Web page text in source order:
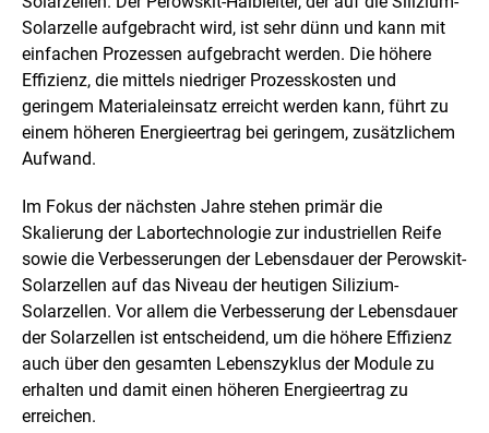
l
e
&
E
r
f
o
l
g
e
Solarzelle aufgebracht wird, ist sehr dünn und kann mit
einfachen Prozessen aufgebracht werden. Die höhere
Effizienz, die mittels niedriger Prozesskosten und
geringem Materialeinsatz erreicht werden kann, führt zu
einem höheren Energieertrag bei geringem, zusätzlichem
Aufwand.
Im Fokus der nächsten Jahre stehen primär die
Skalierung der Labortechnologie zur industriellen Reife
sowie die Verbesserungen der Lebensdauer der Perowskit-
Solarzellen auf das Niveau der heutigen Silizium-
Solarzellen. Vor allem die Verbesserung der Lebensdauer
der Solarzellen ist entscheidend, um die höhere Effizienz
auch über den gesamten Lebenszyklus der Module zu
erhalten und damit einen höheren Energieertrag zu
erreichen.